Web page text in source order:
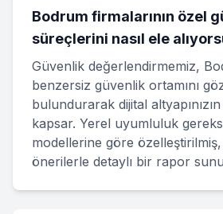
Bodrum firmalarının özel
süreçlerini nasıl ele
Güvenlik değerlendirmemiz,
benzersiz güvenlik ortamını
bulundurarak dijital
kapsar. Yerel uyumluluk
modellerine göre
önerilerle detaylı bir rapor